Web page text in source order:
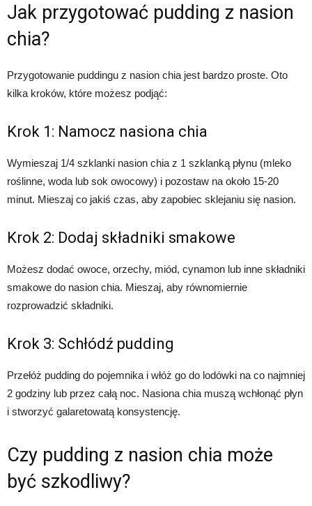
Jak przygotować pudding z nasion
chia?
Przygotowanie puddingu z nasion chia jest bardzo proste. Oto
kilka kroków, które możesz podjąć:
Krok 1: Namocz nasiona chia
Wymieszaj 1/4 szklanki nasion chia z 1 szklanką płynu (mleko
roślinne, woda lub sok owocowy) i pozostaw na około 15-20
minut. Mieszaj co jakiś czas, aby zapobiec sklejaniu się nasion.
Krok 2: Dodaj składniki smakowe
Możesz dodać owoce, orzechy, miód, cynamon lub inne składniki
smakowe do nasion chia. Mieszaj, aby równomiernie
rozprowadzić składniki.
Krok 3: Schłódź pudding
Przełóż pudding do pojemnika i włóż go do lodówki na co najmniej
2 godziny lub przez całą noc. Nasiona chia muszą wchłonąć płyn
i stworzyć galaretowatą konsystencję.
Czy pudding z nasion chia może
być szkodliwy?